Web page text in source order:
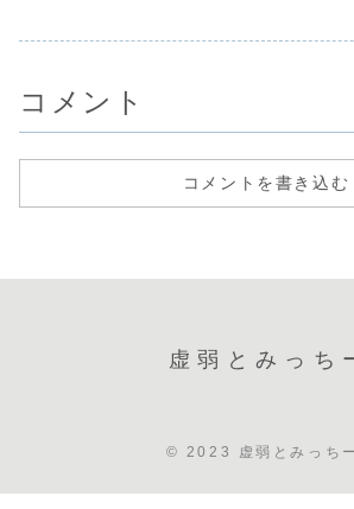
コメント
コメントを書き込む
虚弱とみっち
© 2023 虚弱とみっち